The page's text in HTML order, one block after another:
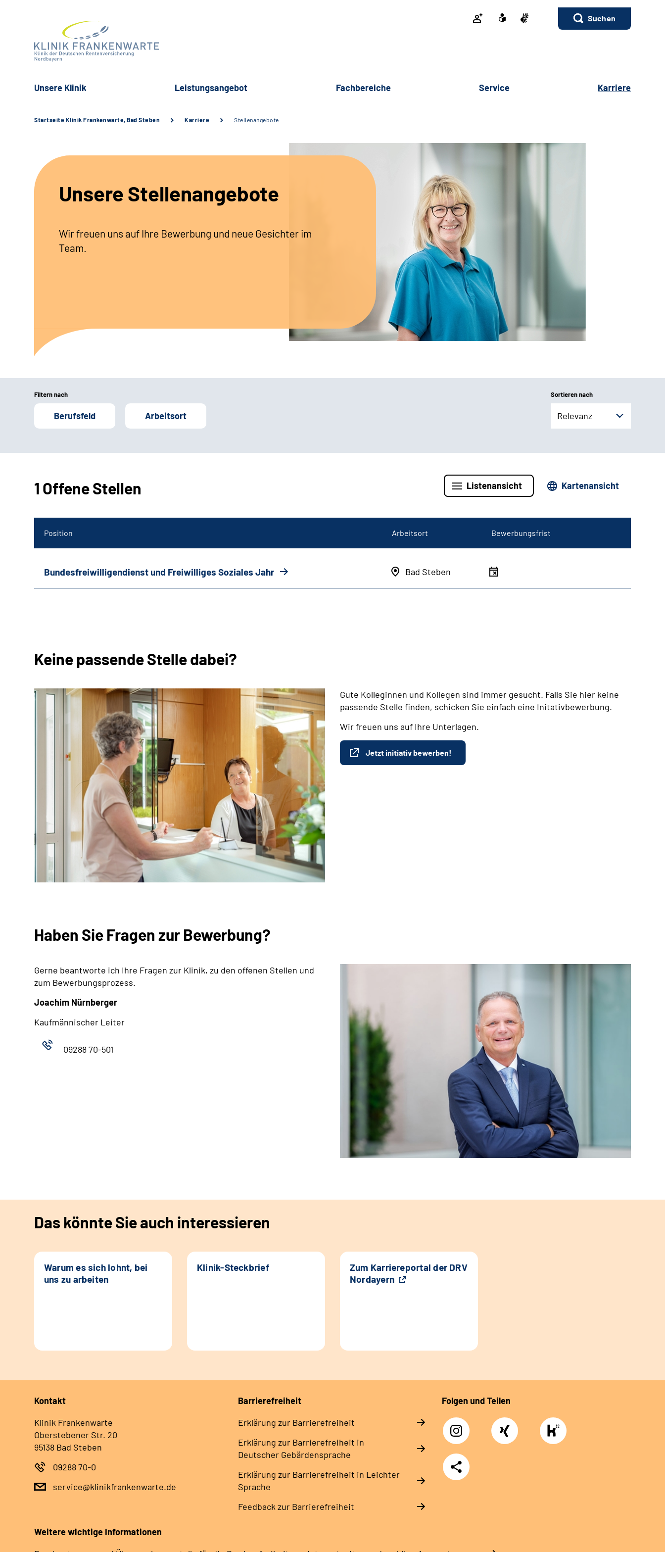
Suchen
Unsere Klinik Leistungsangebot Fachbereiche Service Karriere
Startseite Klinik Frankenwarte, Bad Steben Karriere Stellenangebote
Unsere Stellenangebote
Wir freuen uns auf Ihre Bewerbung und neue Gesichter im
Team.
Filtern nach
Berufsfeld Arbeitsort
Sortieren nach
Relevanz
1 Offene Stellen Listenansicht Kartenansicht
Position Arbeitsort Bewerbungsfrist
Bundesfreiwilligendienst und Freiwilliges Soziales Jahr Bad Steben
Keine passende Stelle dabei?
Gute Kolleginnen und Kollegen sind immer gesucht. Falls Sie hier keine
passende Stelle finden, schicken Sie einfach eine Initativbewerbung.
Wir freuen uns auf Ihre Unterlagen.
Jetzt initiativ bewerben!
Haben Sie Fragen zur Bewerbung?
Gerne beantworte ich Ihre Fragen zur Klinik, zu den offenen Stellen und
zum Bewerbungsprozess.
Joachim Nürnberger
Kaufmännischer Leiter
09288 70-501
Das könnte Sie auch interessieren
Warum es sich lohnt, bei
uns zu arbeiten
Klinik-Steckbrief
Zum Karriereportal der DRV
Nordayern
Kontakt
Klinik Frankenwarte
Oberstebener Str. 20
95138 Bad Steben
09288 70-0
service@klinikfrankenwarte.de
Barrierefreiheit
Erklärung zur Barrierefreiheit
Erklärung zur Barrierefreiheit in
Deutscher Gebärdensprache
Erklärung zur Barrierefreiheit in Leichter
Sprache
Feedback zur Barrierefreiheit
Folgen und Teilen
Instagram Xing
https://www.kununu.com/de/deutsche-
rentenversicherung-
nordbayern6
Teilen
Weitere wichtige Informationen